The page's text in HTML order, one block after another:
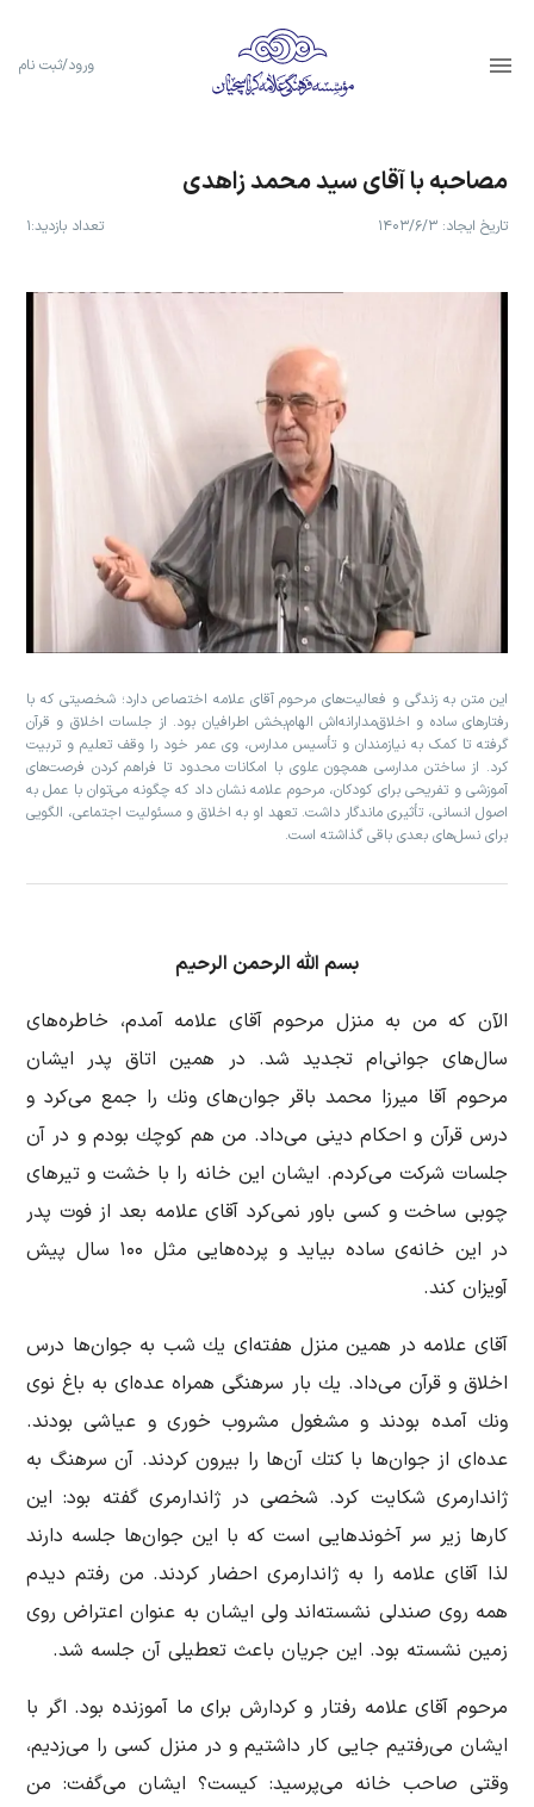
ورود/ثبت نام
مصاحبه با آقای سید محمد زاهدی
تاریخ ایجاد: ۱۴۰۳/۶/۳ تعداد بازدید:۱
این متن به زندگی و فعالیت‌های مرحوم آقای علامه اختصاص دارد؛ شخصیتی که با
رفتارهای ساده و اخلاق‌مدارانه‌اش الهام‌بخش اطرافیان بود. از جلسات اخلاق و قرآن
گرفته تا کمک به نیازمندان و تأسیس مدارس، وی عمر خود را وقف تعلیم و تربیت
کرد. از ساختن مدارسی همچون علوی با امکانات محدود تا فراهم کردن فرصت‌های
آموزشی و تفریحی برای کودکان، مرحوم علامه نشان داد که چگونه می‌توان با عمل به
اصول انسانی، تأثیری ماندگار داشت. تعهد او به اخلاق و مسئولیت اجتماعی، الگویی
برای نسل‌های بعدی باقی گذاشته است.
بسم الله الرحمن الرحیم
الآن كه من به منزل مرحوم آقای علامه آمدم، خاطره‌های
سال‌های جوانی‌ام تجدید شد. در همین اتاق پدر ایشان
مرحوم آقا میرزا محمد باقر جوان‌های ونك را جمع می‌كرد و
درس قرآن و احكام دینی می‌داد. من هم كوچك بودم و در آن
جلسات شركت می‌كردم. ایشان این خانه را با خشت و تیر‌های
چوبی ساخت و كسی باور نمی‌كرد آقای علامه بعد از فوت پدر
در این خانه‌ی ساده بیاید و پرده‌هایی مثل ۱۰۰ سال پیش
آویزان كند.
آقای علامه در همین منزل هفته‌ای یك شب به جوان‌ها درس
اخلاق و قرآن می‌داد. یك بار سرهنگی همراه عده‌ای به باغ نوی
ونك آمده بودند و مشغول مشروب خوری و عیاشی بودند.
عده‌ای از جوان‌ها با كتك آن‌ها را بیرون كردند. آن سرهنگ به
ژاندارمری شكایت كرد. شخصی در ژاندارمری گفته بود: این
كارها زیر سر آخوندهایی است كه با این جوان‌ها جلسه دارند
لذا آقای علامه را به ژاندارمری احضار كردند. من رفتم دیدم
همه روی صندلی نشسته‌اند ولی ایشان به عنوان اعتراض روی
زمین نشسته بود. این جریان باعث تعطیلی آن جلسه شد.
مرحوم آقای علامه رفتار و كردارش برای ما آموزنده بود. اگر با
ایشان می‌رفتیم جایی كار داشتیم و در منزل كسی را می‌زدیم،
وقتی صاحب خانه می‌پرسید: كیست؟ ایشان می‌گفت: من